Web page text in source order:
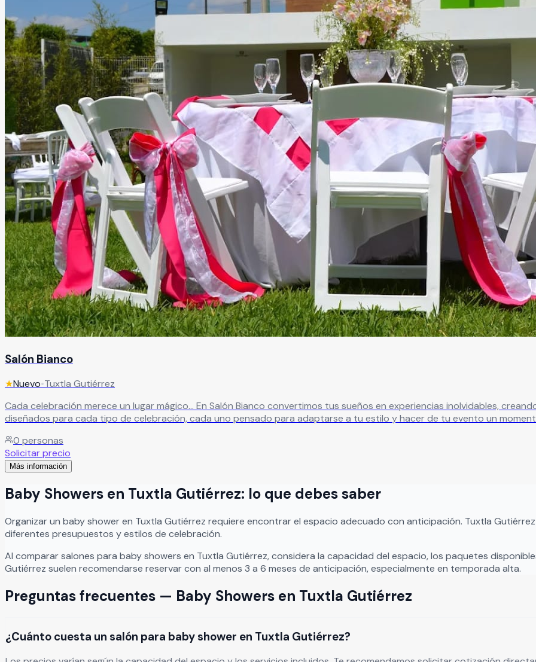
Salón Bianco
★Nuevo•Tuxtla Gutiérrez
Cada celebración merece un lugar mágico… En Salón Bianco convertimos tus sueños en experiencias inolvidables, creando eventos que se
diseñados para cada tipo de celebración, cada uno pensado para adaptarse a tu estilo y hacer de tu evento un
0 personas
Solicitar precio
Más información
Baby Showers en Tuxtla Gutiérrez: lo que debes saber
Organizarun baby showeren Tuxtla Gutiérrez requiere encontrar el espacio adecuado con anticipación. Tuxtla Gutiérrez
diferentes presupuestos y estilos de celebración.
Al comparar salones para baby showers en Tuxtla Gutiérrez, considera la capacidad del espacio, los paquetes
Gutiérrez suelen recomendarse reservar con al menos 3 a 6 meses de anticipación, especialmente en temporada alta.
Preguntas frecuentes — Baby Showers en Tuxtla Gutiérrez
¿Cuánto cuesta un salón para baby shower en Tuxtla Gutiérrez?